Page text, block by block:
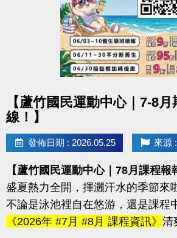
結算即享 $500 元 學費折抵！
【適用課程類型】
◆飛輪課程 ◆肌力訓練
◆瑜珈課程 ◆有氧課程 ◆樂齡課程
（依中心公告課程為主）
【注意事項】
*各項設施優惠名額有限! 額滿為止喔
*使用優惠購票/訂位(限當日)恕無
*當年度門票入場優惠以每人24次為
-----
名額與場次有限，快揪朋友一起來！
【蘆竹國民運動中心｜7-8
線！】
發佈日期 : 2026.05.25 來源
【蘆竹國民運動中心｜78月課程報
盛夏熱力全開，揮灑汗水的季節來
不論是泳池裡自在悠游，還是課程
《2026年 #7月 #8月 課程資訊》 清